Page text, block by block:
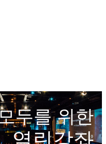
두를 위한